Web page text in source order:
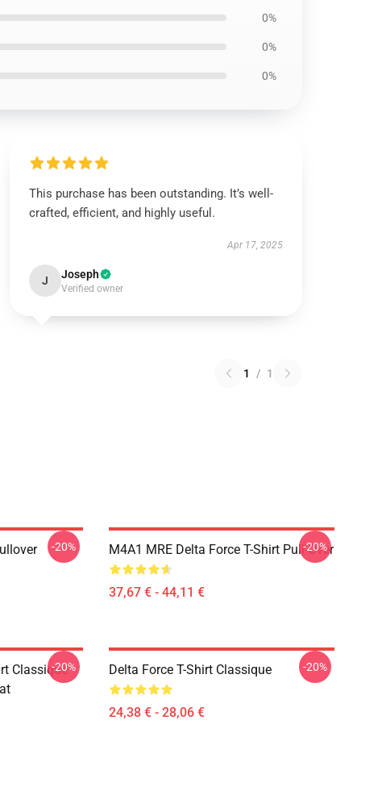
0%
0%
0%
This purchase has been outstanding. It’s well-
crafted, efficient, and highly useful.
Apr 17, 2025
J Joseph
Verified owner
1 / 1
-20% M4A1 MRE Delta Force T-Shirt Pull-Over
37,67 € - 44,11 €
-20%
Classique
-20% Delta Force T-Shirt Classique
24,38 € - 28,06 €
-20%